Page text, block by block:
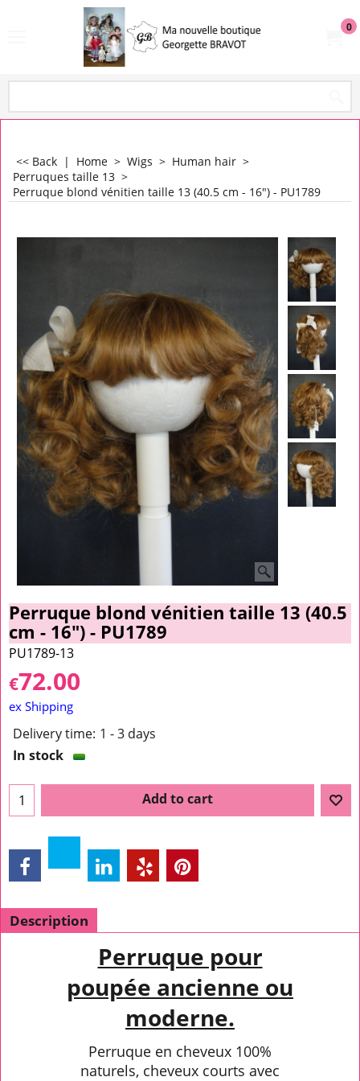
0
<< Back | Home > Wigs > Human hair >
Perruques taille 13 >
Perruque blond vénitien taille 13 (40.5 cm - 16") - PU1789
Perruque blond vénitien taille 13 (40.5
cm - 16") - PU1789
PU1789-13
€72.00
ex Shipping
Delivery time: 1 - 3 days
In stock
Add to cart
Description
Perruque pour
poupée ancienne ou
moderne.
Perruque en cheveux 100%
naturels, cheveux courts avec